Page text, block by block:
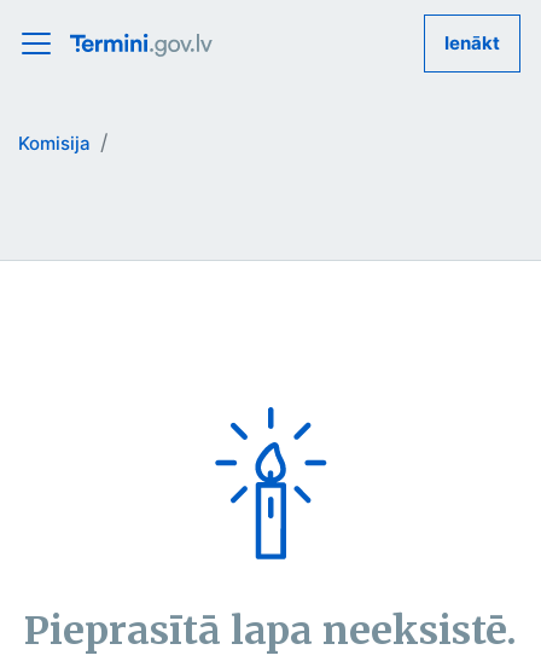
Ienākt
Komisija
Pieprasītā lapa neeksistē.